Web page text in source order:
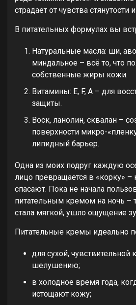
страдает от чувства
В питательных формулах вы
Натуральные масла: ши,
миндальное – всё то, что
собственные жиры кожи.
Витамины: E, F, A – для
защиты.
Воск, ланолин, сквалан –
поверхности микро-
липидный барьер.
Одна из моих подруг каждую
лицо превращается в «корку» –
спасают. Пока не начала
питательным кремом на ночь –
стала мягкой, ушло ощущение
Питательные кремы идеально
для сухой, чувствительной
шелушению;
в холодное время года,
истощают кожу;